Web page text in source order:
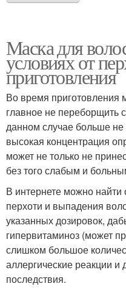
Маска для
условиях от
приготовления
Во время приготовления
главное не переборщить
данном случае больше
высокая концентрация
может не только не
без того слабым и
В интернете можно найти
перхоти и выпадения
указанных дозировок,
гипервитаминоз (может
слишком большое
аллергические реакции и
последствия.